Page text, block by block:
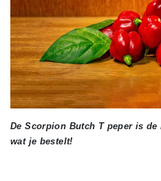
De Scorpion Butch T peper is
wat je bestelt!